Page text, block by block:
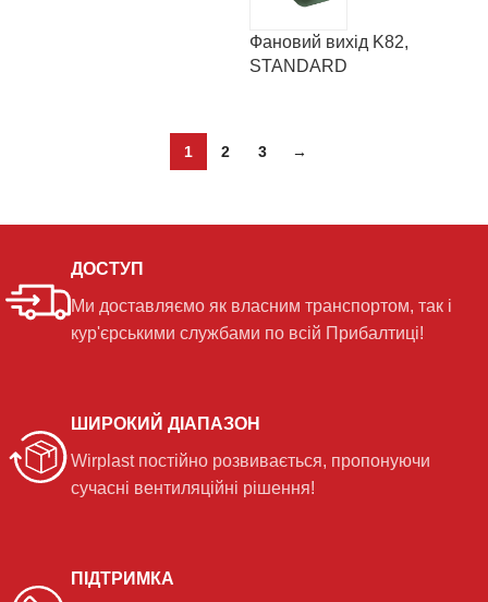
Фановий вихід K82,
STANDARD
1 2 3 →
ДОСТУП
Ми доставляємо як власним транспортом, так і
кур'єрськими службами по всій Прибалтиці!
ШИРОКИЙ ДІАПАЗОН
Wirplast постійно розвивається, пропонуючи
сучасні вентиляційні рішення!
ПІДТРИМКА